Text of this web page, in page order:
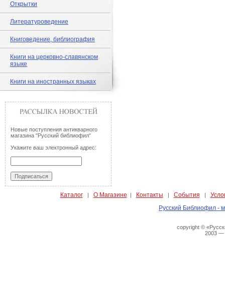
Открытки
Литературоведение
Книговедение, библиография
Книги на церковно-славянском
языке
Книги на иностранных языках
Новые поступления антикварного
магазина "Русский библиофил"
Укажите ваш электронный адрес:
Каталог| О Магазине | Контакты | События |
Русский Библиофил -
copyright ©
2003 —